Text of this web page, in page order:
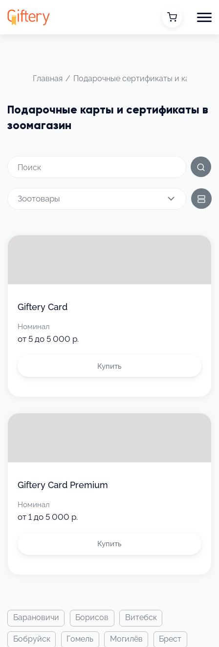
Главная / Подарочные сертификаты и карты
Подарочные карты и сертификаты в
зоомагазин
Зоотовары
Giftery Card
Номинал
от 5 до 5 000 р.
Купить
Giftery Card Premium
Номинал
от 1 до 5 000 р.
Купить
барановичи борисов витебск
бобруйск гомель могилёв брест